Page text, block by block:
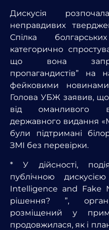
Дискусія
неправдивих
Спілка
категорично
що вона
пропагандистів” на
фейковими
Голова УБЖ заявив,
від оманливого
державного видання
були підтримані
ЗМІ без перевірки.
* У дійсності,
публічною
Intelligence and Fake
рішення? ”,
розміщений у
продовжилася, як і